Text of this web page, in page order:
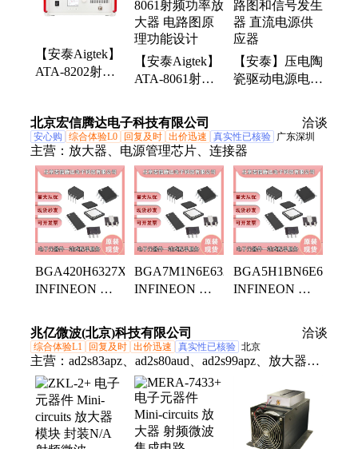
【安泰Aigtek】
ATA-8202射频
免费试用
【安泰Aigtek】
ATA-8061射频
路图原理功能设
计
【安泰】压电陶
瓷驱动电源电路
直流电源供应器
北京宏信腾达电子科技有限公司 洽谈
安心购 综合体验L0 回复及时 出价迅速 真实性已核验 广东深圳
主营： 放大器、电源管理芯片、连接器
BGA420H6327XTSA1
INFINEON 批
射频放大器 质
量稳定
BGA7M1N6E6327XTSA1
INFINEON 批
射频放大器 工
作电源
INFINEON 批
兆亿微波(北京)科技有限公司 洽谈
综合体验L1 回复及时 出价迅速 真实性已核验 北京
主营： ad2s83apz、ad2s80aud、ad2s99apz、放大器、
adi模数、ag203-63g、njstd261a、缓冲器、解码器、
lsm9ds1tr、ag201-63g、调节器、连接器、njstd262a、
分频器、陀螺仪、处理器、驱动器、adi电源、
hmc347arf、加速计、稳压器、锁相环、控制器、以太